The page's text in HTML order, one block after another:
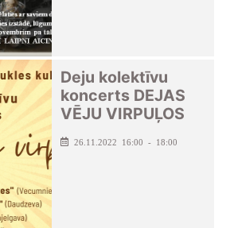
Deju kolektīvu
koncerts DEJAS
VĒJU VIRPUĻOS
26.11.2022 16:00 - 18:00